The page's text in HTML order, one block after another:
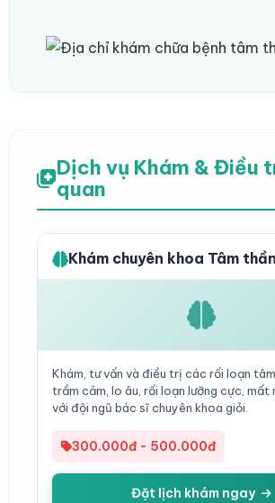
Dịch vụ Khám & Điều
quan
Khám chuyên khoa Tâm thần
Khám, tư vấn và điều trị các rối loạn
trầm cảm, lo âu, rối loạn lưỡng cực, mất
với đội ngũ bác sĩ chuyên khoa giỏi.
300.000đ - 500.000đ
Đặt lịch khám ngay